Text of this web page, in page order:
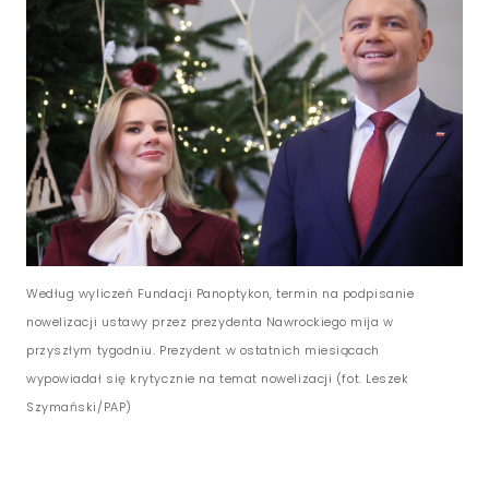
Według wyliczeń Fundacji Panoptykon, termin na podpisanie
nowelizacji ustawy przez prezydenta Nawrockiego mija w
przyszłym tygodniu. Prezydent w ostatnich miesiącach
wypowiadał się krytycznie na temat nowelizacji (fot. Leszek
Szymański/PAP)